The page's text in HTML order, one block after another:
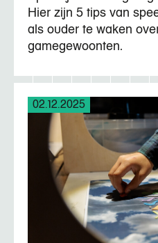
Hier zijn 5 tips van
als ouder te waken
gamegewoonten.
02.12.2025